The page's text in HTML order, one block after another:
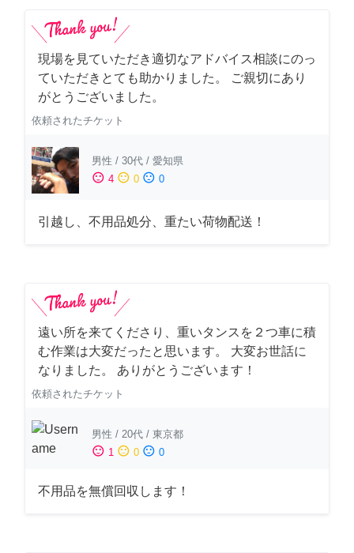
現場を見ていただき適切なアドバイス相談にのっ
ていただきとても助かりました。 ご親切にあり
がとうございました。
依頼されたチケット
男性 / 30代 / 愛知県
sentiment_satisfied 4 sentiment_neutral 0 sentiment_dissatisfied 0
引越し、不用品処分、重たい荷物配送！
遠い所を来てくださり、重いタンスを２つ車に積
む作業は大変だったと思います。 大変お世話に
なりました。 ありがとうございます！
依頼されたチケット
男性 / 20代 / 東京都
sentiment_satisfied 1 sentiment_neutral 0 sentiment_dissatisfied 0
不用品を無償回収します！